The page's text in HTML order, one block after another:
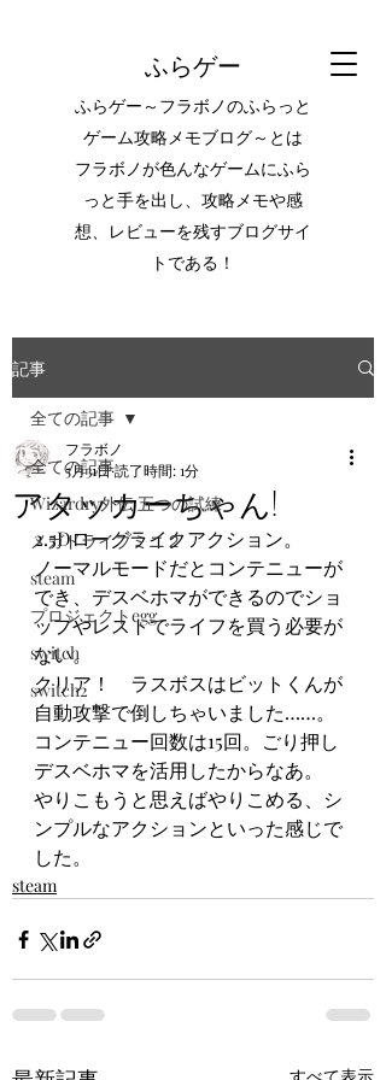
ふらゲー
ふらゲー～フラボノのふらっと
ゲーム攻略メモブログ～とは
フラボノが色んなゲームにふら
っと手を出し、攻略メモや感
想、レビューを残すブログサイ
トである！
記事
全ての記事
Wizardry外伝 五つの試練
メガドライブミニ２
steam
プロジェクトegg
switch
switch2
全ての記事
アタッカーちゃん!
フラボノ
5月31日読了時間: 1分
2.5Dローグライクアクション。
ノーマルモードだとコンテニューが
でき、デスベホマができるのでショ
ップやレストでライフを買う必要が
ない。
クリア！　ラスボスはビットくんが
自動攻撃で倒しちゃいました……。
コンテニュー回数は15回。ごり押し
デスベホマを活用したからなあ。
やりこもうと思えばやりこめる、シ
ンプルなアクションといった感じで
した。
steam